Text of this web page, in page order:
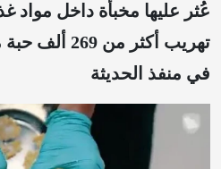
عُثر عليها مخبأة داخل مواد
تهريب أكثر
في منفذ الحديثة